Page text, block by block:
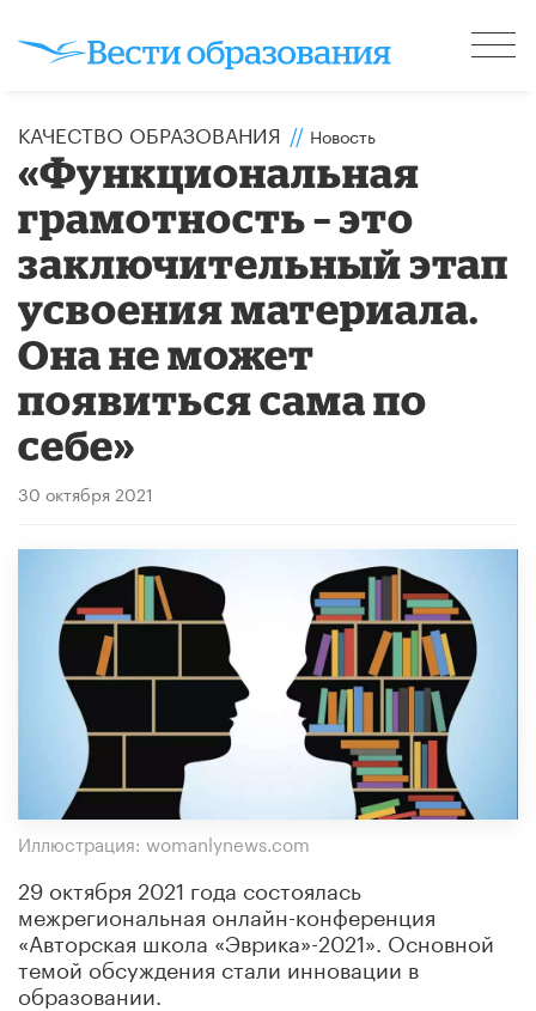
КАЧЕСТВО ОБРАЗОВАНИЯ // Новость
«Функциональная
грамотность – это
заключительный этап
усвоения материала.
Она не может
появиться сама по
себе»
30 октября 2021
Иллюстрация: womanlynews.com
29 октября 2021 года состоялась
межрегиональная онлайн-конференция
«Авторская школа «Эврика»-2021». Основной
темой обсуждения стали инновации в
образовании.